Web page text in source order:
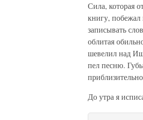
Сила, которая
книгу, побежал
записывать
облитая
шевелил над
пел песню.
До утра я